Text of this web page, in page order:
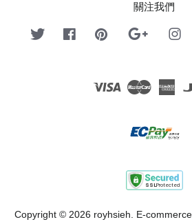
關注我們
Twitter FacebookPinterest Google
Visa Master
Copyright © 2026 royhsieh. E-